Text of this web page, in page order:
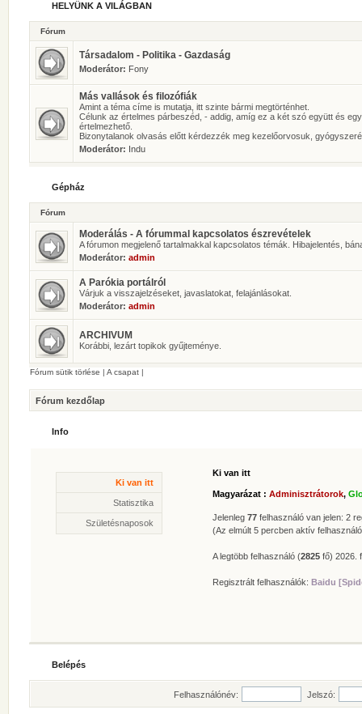
HELYÜNK A VILÁGBAN
Fórum
Társadalom - Politika - Gazdaság
Moderátor: Fony
Más vallások és filozófiák
Amint a téma címe is mutatja, itt szinte bármi megtörténhet.
Célunk az értelmes párbeszéd, - addig, amíg ez a két szó együtt és
értelmezhető.
Bizonytalanok olvasás előtt kérdezzék meg kezelőorvosuk,
Moderátor: Indu
Gépház
Fórum
Moderálás - A fórummal kapcsolatos észrevételek
A fórumon megjelenő tartalmakkal kapcsolatos témák. Hibajelentés,
Moderátor: admin
A Parókia portálról
Várjuk a visszajelzéseket, javaslatokat, felajánlásokat.
Moderátor: admin
ARCHIVUM
Korábbi, lezárt topikok gyűjteménye.
Fórum sütik törlése | A csapat |
Fórum kezdőlap
Info
Ki van itt
Ki van itt
Magyarázat : Adminisztrátorok,
Jelenleg 77 felhasználó van jelen: 2
(Az elmúlt 5 percben aktív
A legtöbb felhasználó (2825 fő) 2026.
Regisztrált felhasználók: Baidu
Statisztika
Statisztika
* Hozzászólások száma:
62628
* Témák száma:
* Felhasználók száma: 606
* Legújabb regisztrált tagunk:Zolee
Születésnaposok
Belépés
Felhasználónév: Jelszó: